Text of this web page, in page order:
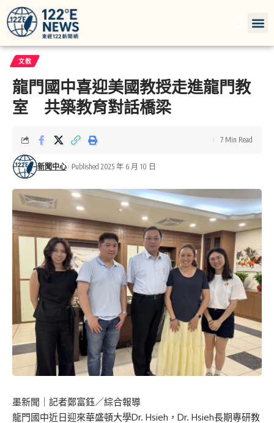
文教
龍門國中喜迎美國教授走進龍門教
室 共築教育對話橋梁
新聞中心 Published 2025 年 6 月 10 日
7 Min Read
墨新聞 ｜記者鄭富鈺／綜合報導
龍門國中近日迎來華盛頓大學Dr. Hsieh，Dr. Hsieh長期專研教